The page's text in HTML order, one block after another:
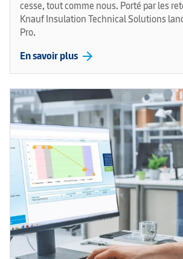
cesse, tout comme nous. Porté par les
Knauf Insulation Technical Solutions
Pro.
En savoir plus arrow_forward